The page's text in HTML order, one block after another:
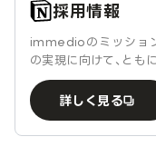
採用情報
immedioのミッショ
の実現に向けて、とも
詳しく見る